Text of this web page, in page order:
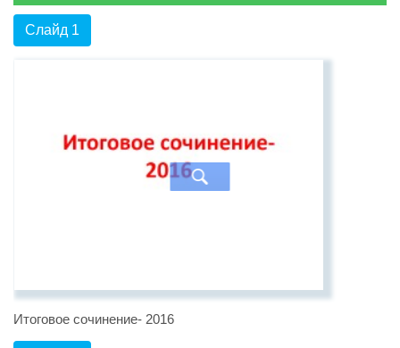
Слайд 1
Итоговое сочинение- 2016